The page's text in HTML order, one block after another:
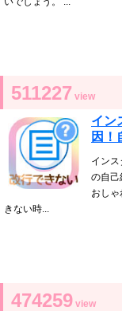
511227 view
イン
因！
イン
の自己
おし
きない時...
474259 view